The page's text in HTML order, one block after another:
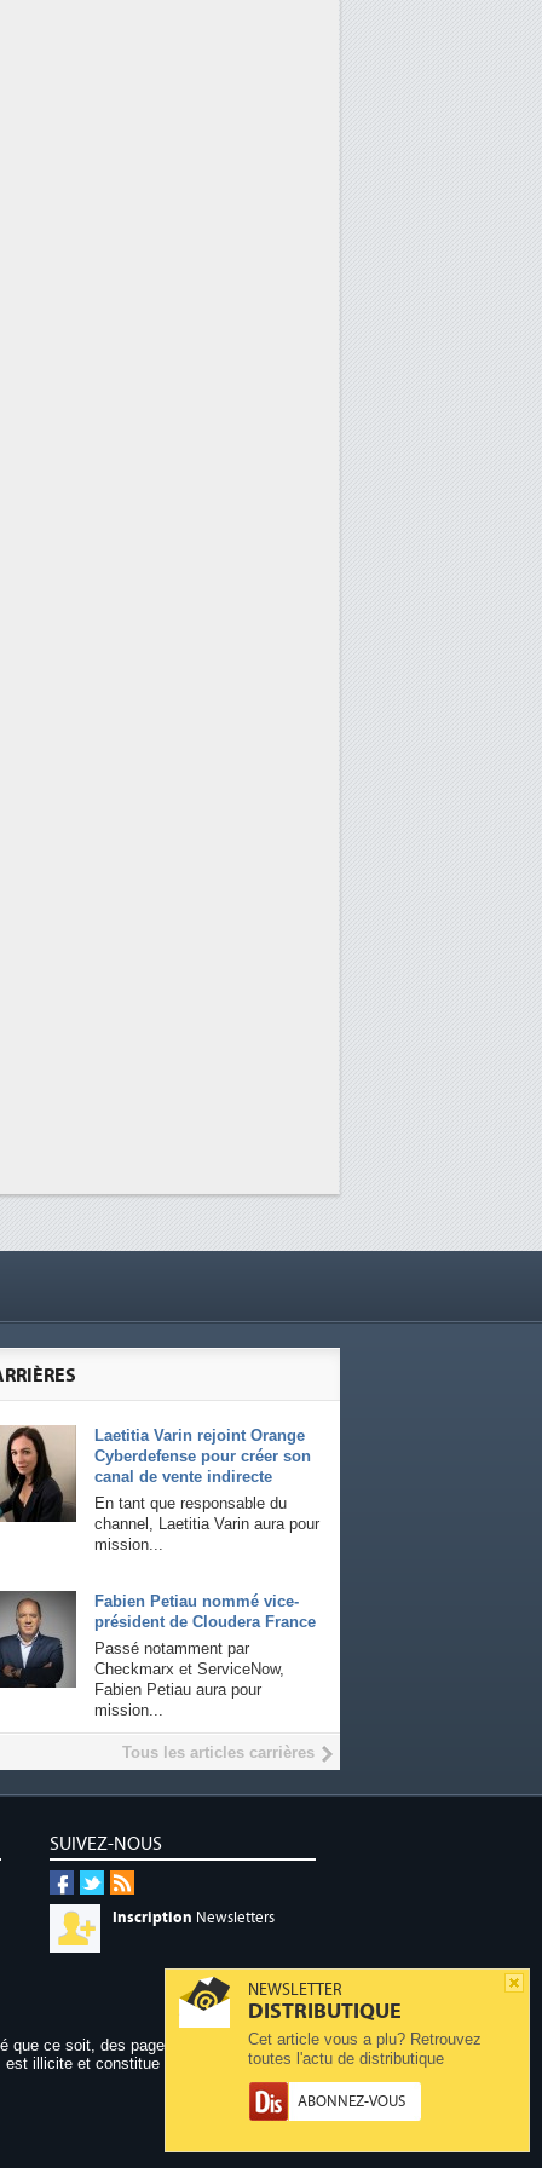
NEWSLETTER
DISTRIBUTIQUE
Cet article vous a plu? Retrouvez
toutes l'actu de distributique
ABONNEZ-VOUS
Laetitia Varin rejoint Orange
Cyberdefense pour créer son
canal de vente indirecte
En tant que responsable du
channel, Laetitia Varin aura pour
mission...
Fabien Petiau nommé vice-
président de Cloudera France
Passé notamment par
Checkmarx et ServiceNow,
Fabien Petiau aura pour
mission...
Tous les articles carrières
SUIVEZ-NOUS
Inscription Newsletters
que ce soit, des pages publiées sur ce site,
illicite et constitue une contrefaçon.